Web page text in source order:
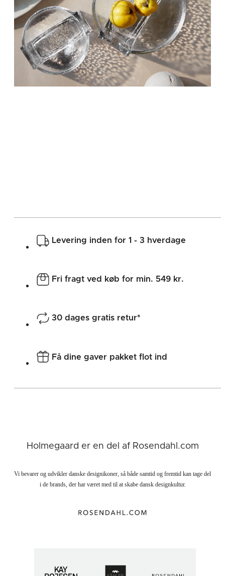
Levering inden for 1 - 3 hverdage
Fri fragt ved køb for min. 549 kr.
30 dages gratis retur*
Få dine gaver pakket flot ind
Holmegaard er en del af Rosendahl.com
Vi bevarer og udvikler danske designikoner, så både samtid og fremtid kan tage del
i de brands, der har været med til at skabe dansk designkultur.